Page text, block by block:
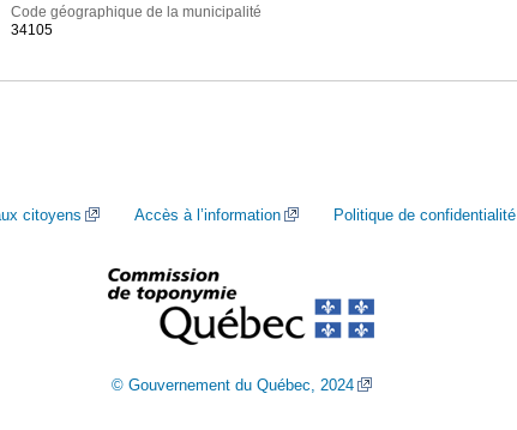
Code géographique de la municipalité
34105
citoyens Accès à l’information Politique de confidentialité
© Gouvernement du Québec, 2024